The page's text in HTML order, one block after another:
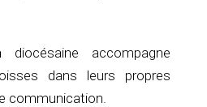
diocésaine accompagne
dans leurs propres
communication.